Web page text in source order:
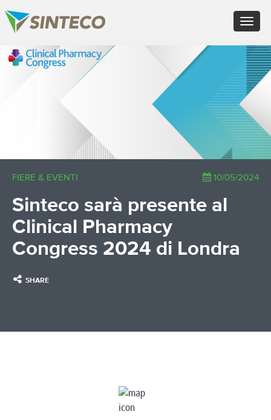
Toggle
PT - Português (PT)
RU - Русский
PL - Język polski
ZH - 汉语
JA - 日本語
TR - Türkçe
AE - اللغة العربية
FIERE & EVENTI 10/05/2024
Sinteco sarà presente al
Clinical Pharmacy
Congress 2024 di Londra
SHARE